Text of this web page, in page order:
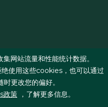
网站流量和性能统计数据。
使用这些cookies，也可以通过
更改您的偏好。
政策，了解更多信息。